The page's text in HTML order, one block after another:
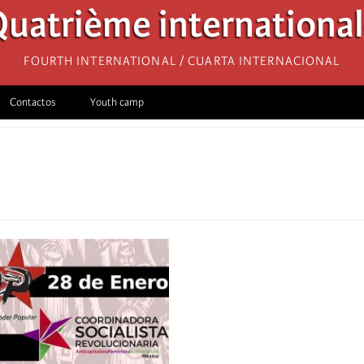
Fourth International / Cuarta Internacional
Contactos Youth camp